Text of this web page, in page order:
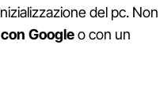
del pc. Non
Googleo con un